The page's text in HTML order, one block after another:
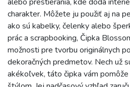
charakter. Môžete ju použiť aj na
ako sú kabelky, čelenky alebo
prác a scrapbooking, Čipka
možnosti pre tvorbu originálnych
dekoračných predmetov. Nech už
akékoľvek, táto čipka vám